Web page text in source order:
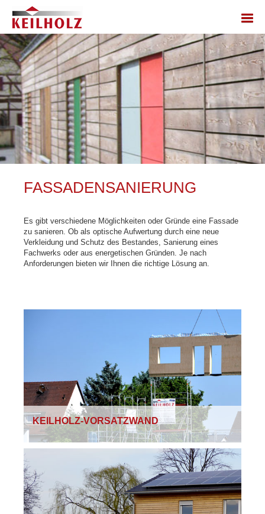
FASSADENSANIERUNG
Es gibt verschiedene Möglichkeiten oder Gründe eine Fassade
zu sanieren. Ob als optische Aufwertung durch eine neue
Verkleidung und Schutz des Bestandes, Sanierung eines
Fachwerks oder aus energetischen Gründen. Je nach
Anforderungen bieten wir Ihnen die richtige Lösung an.
KEILHOLZ-VORSATZWAND